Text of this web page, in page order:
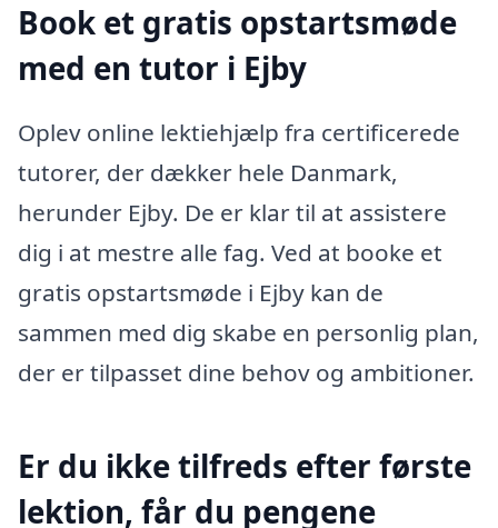
Book et gratis opstartsmøde
med en tutor i Ejby
Oplev online lektiehjælp fra certificerede
tutorer, der dækker hele Danmark,
herunder Ejby. De er klar til at assistere
dig i at mestre alle fag. Ved at booke et
gratis opstartsmøde i Ejby kan de
sammen med dig skabe en personlig plan,
der er tilpasset dine behov og ambitioner.
Er du ikke tilfreds efter første
lektion, får du pengene